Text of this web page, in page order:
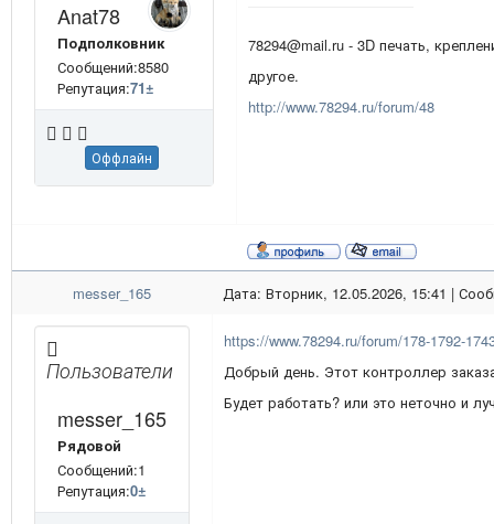
Anat78
Подполковник
Сообщений:8580
Репутация:71±
Оффлайн
78294@mail.ru - 3D печать,
другое.
http://www.78294.ru/forum/48
messer_165 Дата: Вторник, 12.05.2026, 15:41 |
Пользователи
messer_165
Рядовой
Сообщений:1
Репутация:0±
https://www.78294.ru/forum/178-1792-
Добрый день. Этот контроллер
Будет работать? или это неточно и